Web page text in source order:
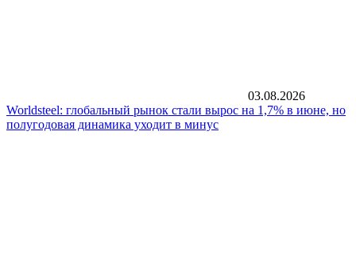
03.08.2026
Worldsteel: глобальный рынок стали вырос на 1,7% в июне, но
полугодовая динамика уходит в минус